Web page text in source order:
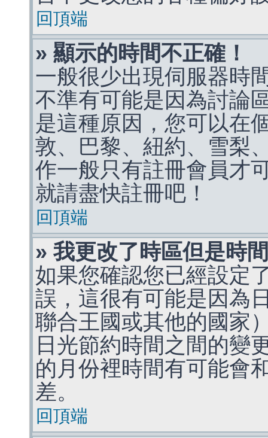
回頂端
» 顯示的時間不正確！
一般很少出現伺服器時
不準有可能是因為討論
是這種原因，您可以在
敦、巴黎、紐約、雪梨
作一般只有註冊會員才
就請盡快註冊吧！
回頂端
» 我更改了時區但是時
如果您確認您已經設定
誤，這很有可能是因為
聯合王國或其他的國家
日光節約時間之間的變
的月份裡時間有可能會
差。
回頂端